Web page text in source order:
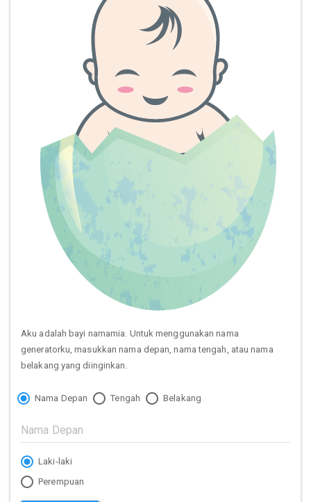
Aku adalah bayi namamia. Untuk menggunakan nama
generatorku, masukkan nama depan, nama tengah, atau nama
belakang yang diinginkan.
Nama Depan Tengah Belakang
Laki-laki
Perempuan